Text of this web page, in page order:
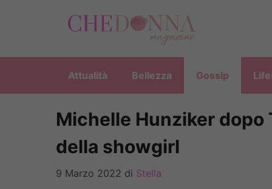
Attualità Bellezza Gossip
Michelle Hunziker dopo
della showgirl
9 Marzo 2022 di Stella